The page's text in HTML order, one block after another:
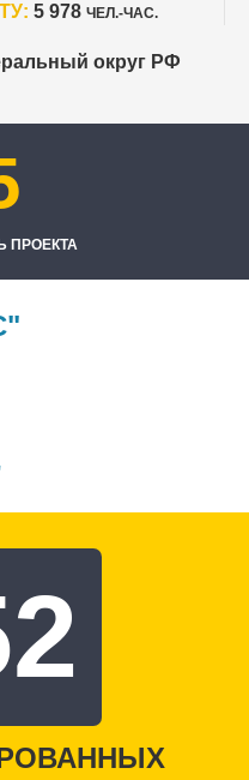
5 978 ЧЕЛ.-ЧАС.
округ РФ
ПРОЕКТА